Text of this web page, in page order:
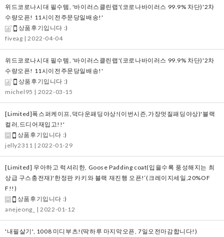
위드코로나시대 필수템, '바이러스클린랩'(코로나바이러스 99.9% 차단)'2차
수량오픈! 11시이전주문당일배송!'
상품후기입니다 :)
fiveag | 2022-04-04
위드코로나시대 필수템, '바이러스클린랩'(코로나바이러스 99.9% 차단)'2차
수량오픈! 11시이전주문당일배송!'
상품후기입니다 :)
michel95 | 2022-03-15
[Limited]폭스퍼케이프,덕다운패딩야상!(이번시즌,가장멋질패딩야상)'블랙
컬러,드디어재입고!!'
상품후기입니다 :)
jelly2311 | 2022-01-29
[Limited] 우아하고 럭셔리한, Goose Padding coat(입을수록 풍성해지는 최
상급 구스충전재)'한정판 카키와 블랙 재진행 오픈!‘(크레이지세일,20%OF
F!!)
상품후기입니다 :)
anejeong_
| 2022-01-12
'내필살기', 1008 미디부츠!(딱하루 마지막오픈, 7일오전마감합니다!)